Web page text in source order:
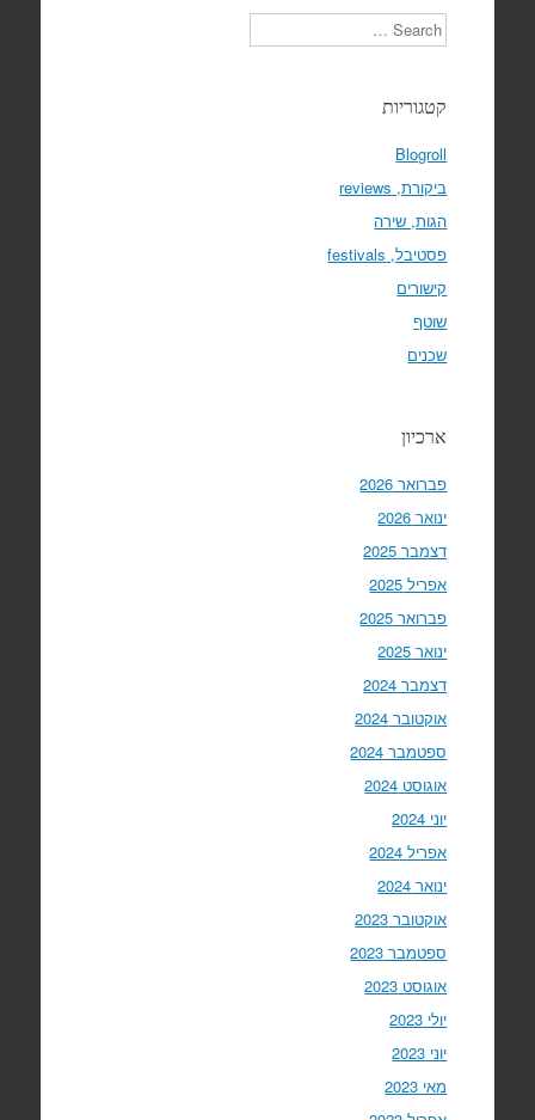
Search
קטגוריות
Blogroll
ביקורת, reviews
הגות, שירה
פסטיבל, festivals
קישורים
שוטף
שכנים
ארכיון
פברואר 2026
ינואר 2026
דצמבר 2025
אפריל 2025
פברואר 2025
ינואר 2025
דצמבר 2024
אוקטובר 2024
ספטמבר 2024
אוגוסט 2024
יוני 2024
אפריל 2024
ינואר 2024
אוקטובר 2023
ספטמבר 2023
אוגוסט 2023
יולי 2023
יוני 2023
מאי 2023